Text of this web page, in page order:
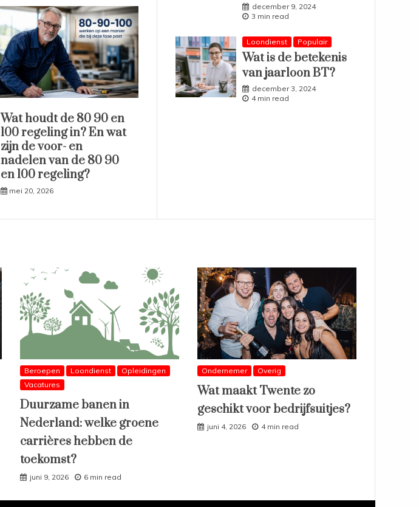
Wat houdt de 80 90 en
100 regeling in? En wat
zijn de voor- en
nadelen van de 80 90
en 100 regeling?
mei 20, 2026
december 9, 2024
3 min read
Loondienst Populair
Wat is de betekenis
van jaarloon BT?
december 3, 2024
4 min read
Beroepen Loondienst
Opleidingen
Vacatures
Duurzame banen in
Nederland: welke groene
carrières hebben de
toekomst?
juni 9, 2026 6 min read
Ondernemer Overig
Wat maakt Twente zo
geschikt voor bedrijfsuitjes?
juni 4, 2026 4 min read